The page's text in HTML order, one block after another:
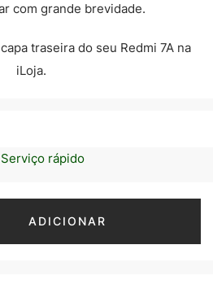
com grande brevidade.
traseira do seu Redmi 7A na
iLoja.
Serviço rápido
ADICIONAR